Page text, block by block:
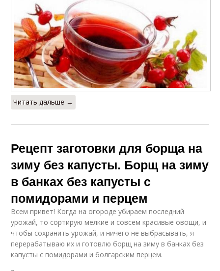
Читать дальше →
Рецепт заготовки для борща на
зиму без капусты. Борщ на зиму
в банках без капусты с
помидорами и перцем
Всем привет! Когда на огороде убираем последний
урожай, то сортирую мелкие и совсем красивые овощи, и
чтобы сохранить урожай, и ничего не выбрасывать, я
перерабатываю их и готовлю борщ на зиму в банках без
капусты с помидорами и болгарским перцем.